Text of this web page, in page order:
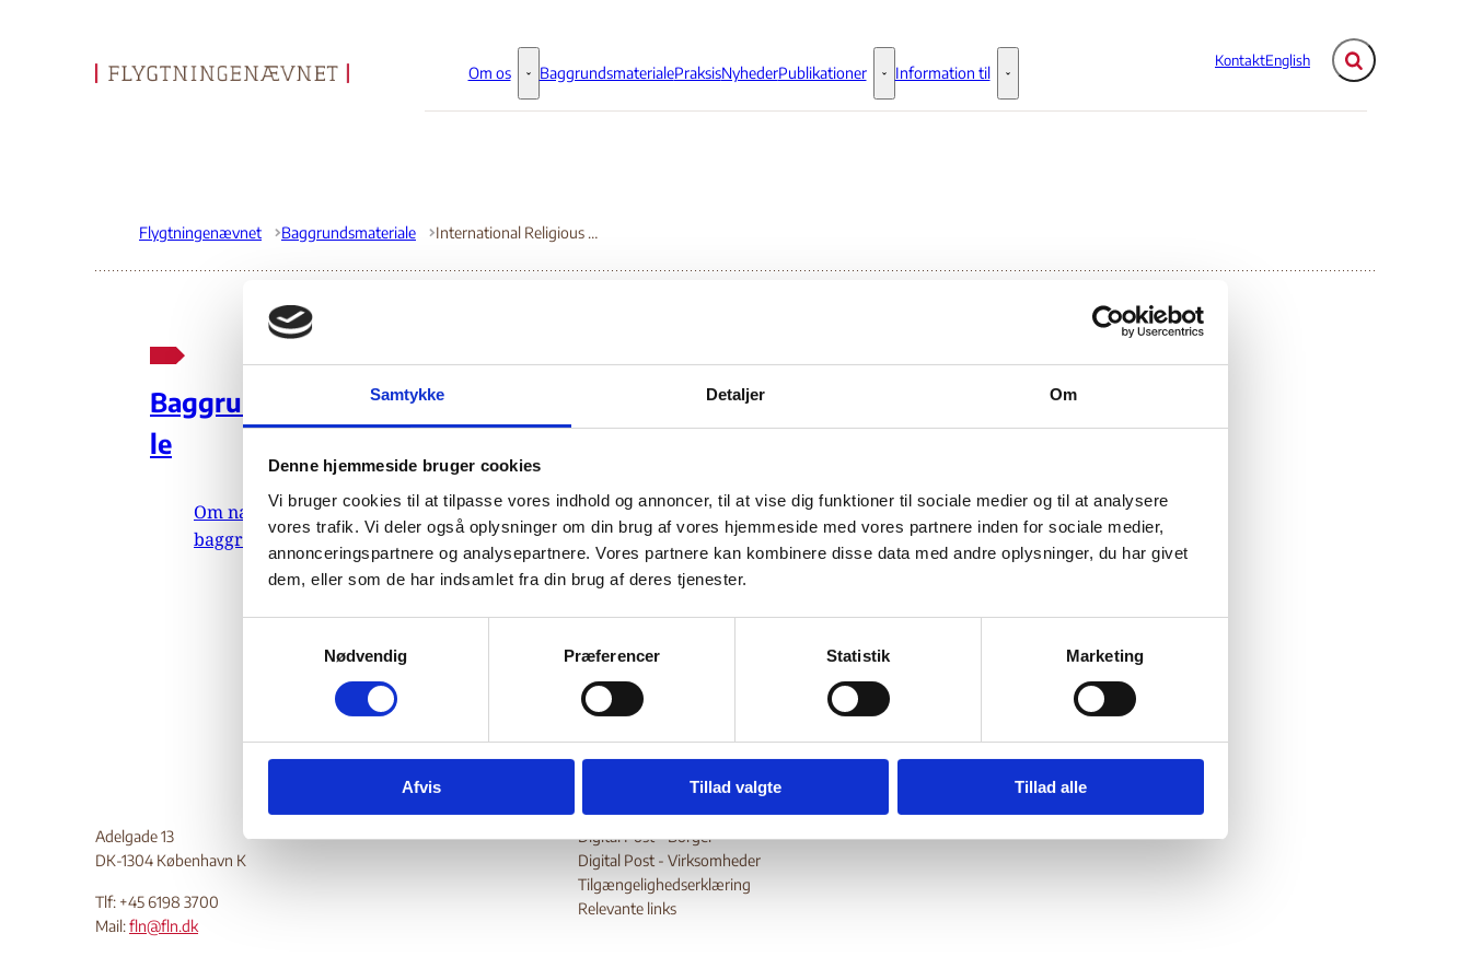
Samtykke Detaljer Om
Denne hjemmeside bruger cookies
Vi bruger cookies til at tilpasse vores indhold og annoncer, til at vise dig funktioner til sociale medier og til at analysere
vores trafik. Vi deler også oplysninger om din brug af vores hjemmeside med vores partnere inden for sociale medier,
annonceringspartnere og analysepartnere. Vores partnere kan kombinere disse data med andre oplysninger, du har givet
dem, eller som de har indsamlet fra din brug af deres tjenester.
v
a
Nødvendig Præferencer Statistik Marketing
Afvis Tillad valgte Tillad alle
Gå til forsiden
KontaktEnglish Fold søgefelt ud
Om os Om os - Flere links
BaggrundsmaterialePraksisNyhederPublikationer Publikationer - Flere links
Information til Information til - Flere links
Flygtningenævnet Baggrundsmateriale International Religious Freedom Report
Baggrundsmateria
le
Om nævnets
baggrundsmateriale
International Religious
Freedom Report
01.11.2001 Bilag 31US Department of State (USDoS)Albanien (II)
U.S. Departement of State. International Religious Freedom Report, Oktober
2001. Indeholder generelle oplysninger om trosretninger og begrænsninger i
Adelgade 13
DK-1304 København K
Tlf: +45 6198 3700
Mail:fln@fln.dk
Digital Post - Borger
Digital Post - Virksomheder
Tilgængelighedserklæring
Relevante links